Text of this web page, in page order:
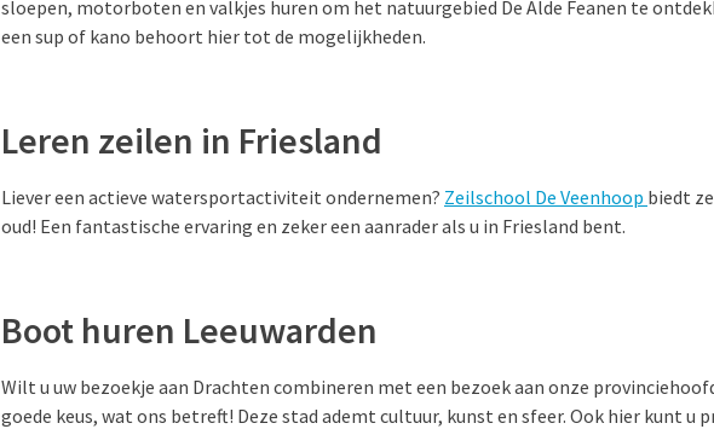
sloepen, motorboten en valkjes huren om het natuurgebied De Alde Feanen te
een sup of kano behoort hier tot de mogelijkheden.
Leren zeilen in Friesland
Liever een actieve watersportactiviteit ondernemen? Zeilschool De Veenhoop biedt
oud! Een fantastische ervaring en zeker een aanrader als u in Friesland bent.
Boot huren Leeuwarden
Wilt u uw bezoekje aan Drachten combineren met een bezoek aan onze
goede keus, wat ons betreft! Deze stad ademt cultuur, kunst en sfeer. Ook hier kunt